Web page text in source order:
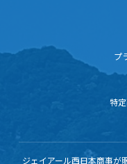
プ
特
ジェイアール西日本商事が